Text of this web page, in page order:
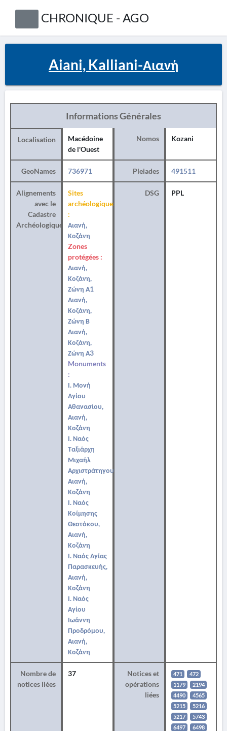
CHRONIQUE - AGO
Aiani, Kalliani-Αιανή
Informations Générales
Localisation
Macédoine
de l'Ouest
Nomos Kozani
GeoNames 736971 Pleiades 491511
Alignements
avec le
Cadastre
Archéologique
Sites
archéologiques
:
Αιανή,
Κοζάνη
Zones
protégées :
Αιανή,
Κοζάνη,
Ζώνη Α1
Αιανή,
Κοζάνη,
Ζώνη Β
Αιανή,
Κοζάνη,
Ζώνη Α3
Monuments
:
Ι. Μονή
Αγίου
Αθανασίου,
Αιανή,
Κοζάνη
Ι. Ναός
Ταξιάρχη
Μιχαήλ
Αρχιστράτηγου,
Αιανή,
Κοζάνη
Ι. Ναός
Κοίμησης
Θεοτόκου,
Αιανή,
Κοζάνη
Ι. Ναός Αγίας
Παρασκευής,
Αιανή,
Κοζάνη
Ι. Ναός
Αγίου
Ιωάννη
Προδρόμου,
Αιανή,
Κοζάνη
DSG PPL
Nombre de
notices liées
37
Notices et
opérations
liées
471
472
1179
2194
4490
4565
5215
5216
5217
5743
6497
6498